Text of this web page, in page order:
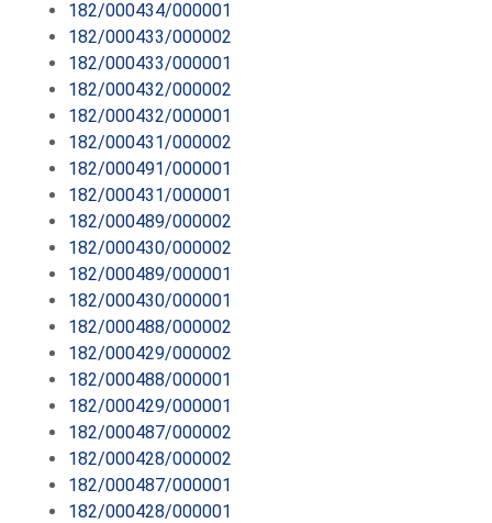
182/000434/000001
182/000433/000002
182/000433/000001
182/000432/000002
182/000432/000001
182/000431/000002
182/000491/000001
182/000431/000001
182/000489/000002
182/000430/000002
182/000489/000001
182/000430/000001
182/000488/000002
182/000429/000002
182/000488/000001
182/000429/000001
182/000487/000002
182/000428/000002
182/000487/000001
182/000428/000001